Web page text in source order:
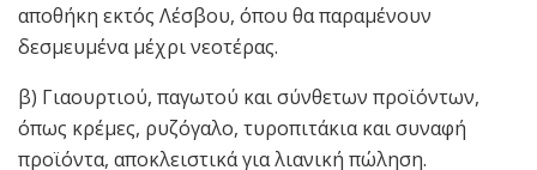
αποθήκη εκτός Λέσβου, όπου θα παραμένουν
δεσμευμένα μέχρι νεοτέρας.
β) Γιαουρτιού, παγωτού και σύνθετων προϊόντων,
όπως κρέμες, ρυζόγαλο, τυροπιτάκια και συναφή
προϊόντα, αποκλειστικά για λιανική πώληση.